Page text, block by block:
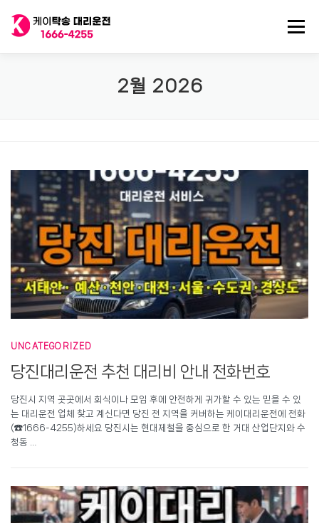
메뉴
법인대리운전 전국 탁송기사
2월 2026
UNCATEGORIZED
당진대리운전 추천 대리비 안내 전화번호
당진시 지역 곳곳에서 회식이나 모임 후에 안전하게 귀가할 수 있는 믿을 수 있
는 대리운전 업체 찾고 계신다면 당진 전 지역을 커버하는 케이대리운전에 전화
(☎1666-4255)하세요 당진시는 현대제철을 중심으로 한 거대 산업단지와 수
청동 …